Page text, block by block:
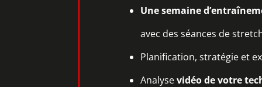
Une semaine
avec des séances de
Planification, stratégie et
Analysevidéo de votre